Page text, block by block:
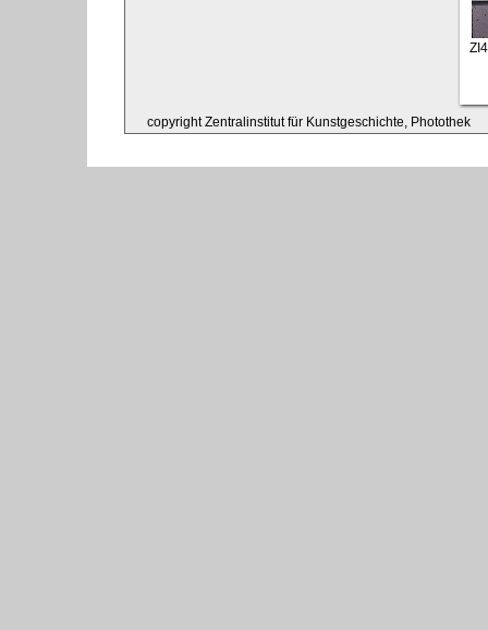
copyright Zentralinstitut für Kunstgeschichte, Photothek